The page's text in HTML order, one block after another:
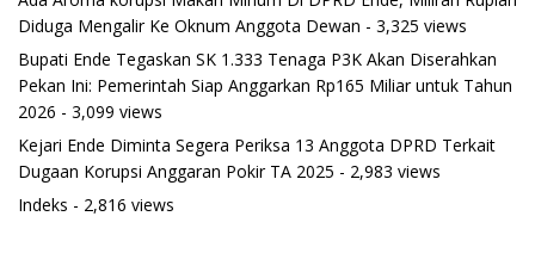
Diduga Mengalir Ke Oknum Anggota Dewan - 3,325 views
Bupati Ende Tegaskan SK 1.333 Tenaga P3K Akan Diserahkan
Pekan Ini: Pemerintah Siap Anggarkan Rp165 Miliar untuk Tahun
2026 - 3,099 views
Kejari Ende Diminta Segera Periksa 13 Anggota DPRD Terkait
Dugaan Korupsi Anggaran Pokir TA 2025 - 2,983 views
Indeks - 2,816 views